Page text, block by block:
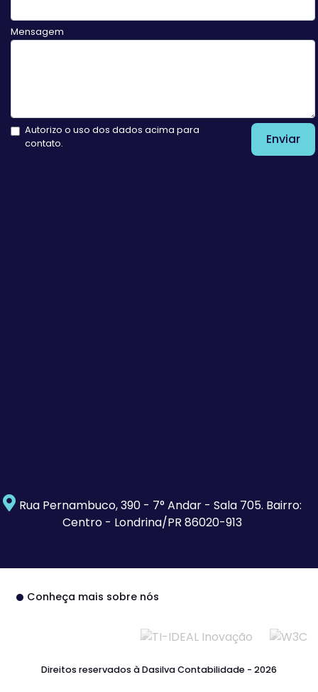
Mensagem
Autorizo o uso dos dados acima para
contato.
Enviar
Rua Pernambuco, 390 - 7° Andar - Sala 705. Bairro:
Centro - Londrina/PR 86020-913
Conheça mais sobre nós
Direitos reservados à Dasilva Contabilidade - 2026